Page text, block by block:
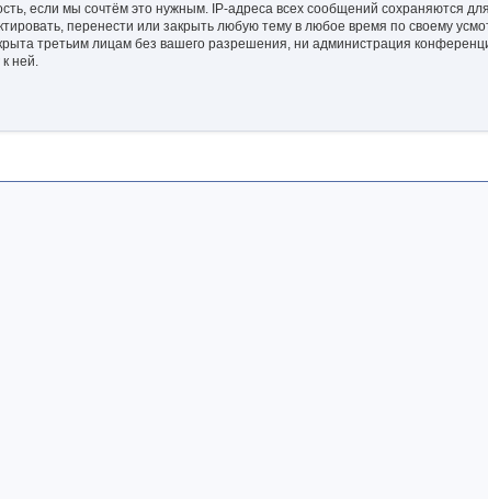
если мы сочтём это нужным. IP-адреса всех сообщений сохраняются
перенести или закрыть любую тему в любое время по своему
третьим лицам без вашего разрешения, ни администрация
ней.